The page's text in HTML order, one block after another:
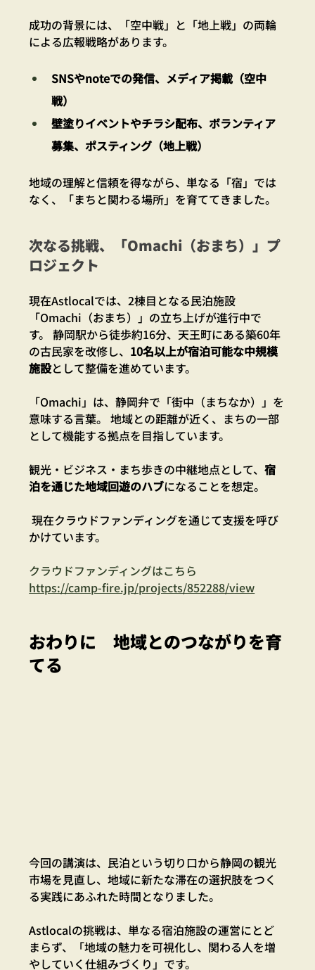
成功の背景には、「空中戦」と「地上戦」の両輪
による広報戦略があります。
SNSやnoteでの発信、メディア掲載（空中
戦）
壁塗りイベントやチラシ配布、ボランティア
募集、ポスティング（地上戦）
地域の理解と信頼を得ながら、単なる「宿」では
なく、「まちと関わる場所」を育ててきました。
次なる挑戦、「Omachi（おまち）」プ
ロジェクト
現在Astlocalでは、2棟目となる民泊施設
「Omachi（おまち）」の立ち上げが進行中で
す。 静岡駅から徒歩約16分、天王町にある築60年
の古民家を改修し、 10名以上が宿泊可能な中規模
施設として整備を進めています。
「Omachi」は、静岡弁で「街中（まちなか）」を
意味する言葉。 地域との距離が近く、まちの一部
として機能する拠点を目指しています。
観光・ビジネス・まち歩きの中継地点として、宿
泊を通じた地域回遊のハブになることを想定。
現在クラウドファンディングを通じて支援を呼び
かけています。
クラウドファンディングはこちら
https://camp-fire.jp/projects/852288/view
おわりに　地域とのつながりを育
てる
今回の講演は、民泊という切り口から静岡の観光
市場を見直し、地域に新たな滞在の選択肢をつく
る実践にあふれた時間となりました。
Astlocalの挑戦は、単なる宿泊施設の運営にとど
まらず、「地域の魅力を可視化し、関わる人を増
やしていく仕組みづくり」です。